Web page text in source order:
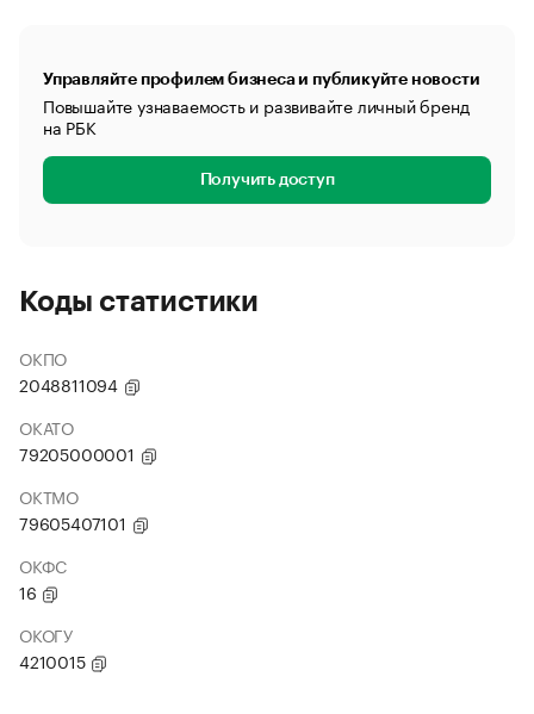
Управляйте профилем бизнеса и публикуйте новости
Повышайте узнаваемость и развивайте личный бренд
на РБК
Получить доступ
Коды статистики
ОКПО
2048811094
ОКАТО
79205000001
ОКТМО
79605407101
ОКФС
16
ОКОГУ
4210015